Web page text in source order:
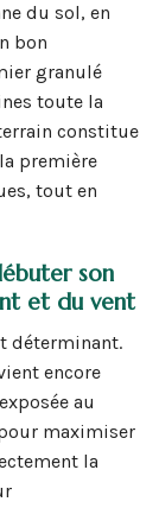
du sol, en
bon
granulé
toute la
constitue
première
tout en
son
et du vent
déterminant.
encore
au
maximiser
la